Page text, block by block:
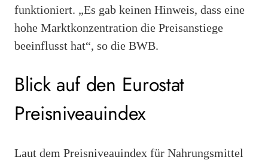
funktioniert. „Es gab keinen Hinweis, dass eine
hohe Marktkonzentration die Preisanstiege
beeinflusst hat“, so die BWB.
Blick auf den Eurostat
Preisniveauindex
Laut dem Preisniveauindex für Nahrungsmittel